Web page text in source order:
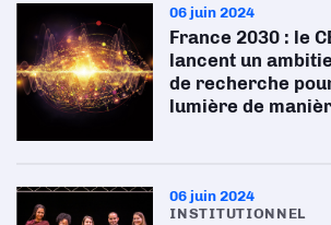
06 juin 2024
France 2030 : le
lancent un
de recherche
lumière de
06 juin 2024
INSTITUTIONNEL